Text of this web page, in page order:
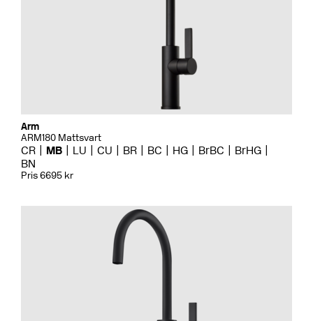
Arm
ARM180 Mattsvart
CR MB LU CU BR BC HG BrBC
BrHG
BN
Pris 6695 kr